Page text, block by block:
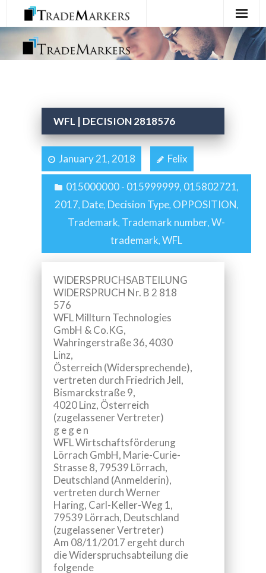
Home
About Us
Contact Us
WFL | DECISION 2818576
January 21, 2018 Felix
015000000 - 015999999, 015802721,
2017, Date, Decision Type, OPPOSITION,
Trademark, Trademark number, W-
trademark, WFL
WIDERSPRUCHSABTEILUNG
WIDERSPRUCH Nr. B 2 818
576
WFL Millturn Technologies
GmbH & Co.KG,
Wahringerstraße 36, 4030
Linz,
Österreich (Widersprechende),
vertreten durch Friedrich Jell,
Bismarckstraße 9,
4020 Linz, Österreich
(zugelassener Vertreter)
g e g e n
WFL Wirtschaftsförderung
Lörrach GmbH, Marie-Curie-
Strasse 8, 79539 Lörrach,
Deutschland (Anmelderin),
vertreten durchWerner
Haring, Carl-Keller-Weg 1,
79539 Lörrach, Deutschland
(zugelassener Vertreter)
Am 08/11/2017 ergeht durch
die Widerspruchsabteilung die
folgende